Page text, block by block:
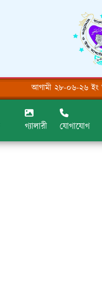
আগামী ২৮-০৬-২৬ ইং
গ্যালারী যোগাযোগ